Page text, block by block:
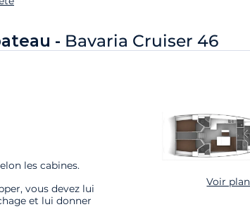
- Bavaria Cruiser 46
les cabines.
vous devez lui
et lui donner
Voir plan